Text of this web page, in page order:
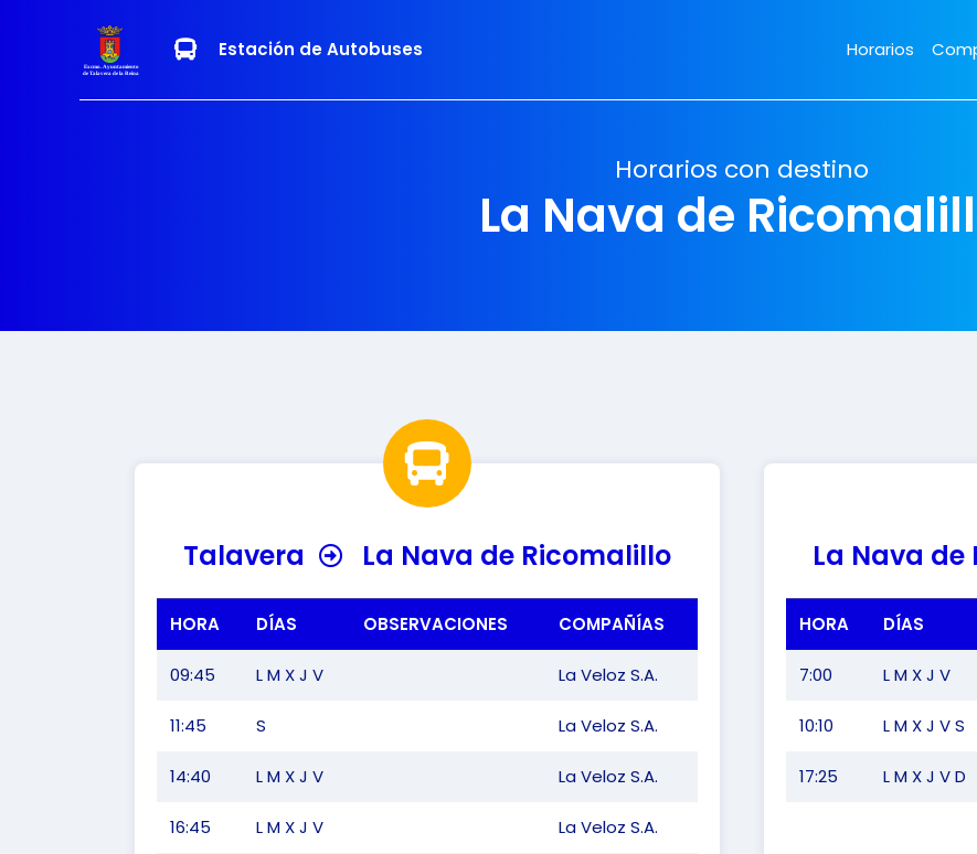
Excmo. Ayuntamiento
de Talavera de la Reina
Estación de Autobuses Horarios
Horarios con destino
La Nava de
Talavera La Nava de Ricomalillo
HORA DÍAS OBSERVACIONES COMPAÑÍAS
09:45 L M X J V La Veloz S.A.
11:45 S La Veloz S.A.
14:40 L M X J V La Veloz S.A.
16:45 L M X J V La Veloz S.A.
La Nava
HORA DÍAS
7:00 L M X J V
10:10 L M X J V S
17:25 L M X J V D